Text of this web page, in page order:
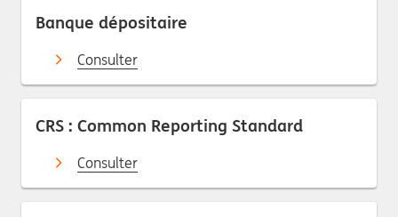
Banque dépositaire
Consulter
CRS : Common Reporting Standard
Consulter